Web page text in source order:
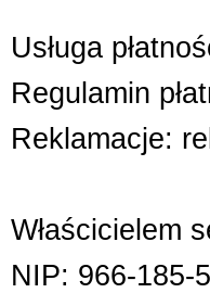
Usługa
Regulamin
Reklamacje:
Właścicielem
NIP: 966-185-